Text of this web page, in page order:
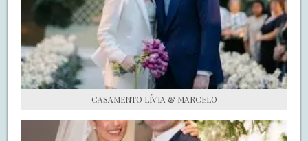
S.O.S CASADAS
FALE COM O SAY I DO
CASAMENTO LÍVIA & MARCELO